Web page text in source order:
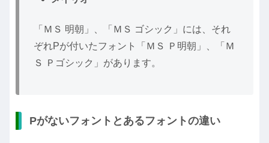
「ＭＳ 明朝」、「ＭＳ ゴシック」には、それ
ぞれPが付いたフォント「ＭＳ Ｐ明朝」、「Ｍ
Ｓ Ｐゴシック」があります。
Pがないフォントとあるフォントの違い